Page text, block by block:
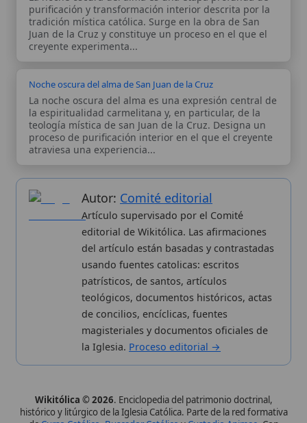
Autor:Comité editorial
Artículo supervisado por el Comité
editorial de Wikitólica. Las afirmaciones
del artículo están basadas y contrastadas
patrísticos, de santos, artículos
teológicos, documentos históricos, actas
de concilios, encíclicas, fuentes
magisteriales y documentos oficiales de
la Iglesia.Proceso editorial →
Wikitólica © 2026. Enciclopedia del patrimonio doctrinal,
histórico y litúrgico de la Iglesia Católica. Parte de la red formativa
Curso Católico,Buscador CatólicoyCustodio Animae. Con
analíticas anónimas. LicenciaCC BY-SA (texto). Editado en
Valencia, España.ISSN: 3101-7339. Bajo el patrocinio de San
Carlo Acutis.
Sobre nosotros
Proceso editorial
Publicación seriada
Datos abiertos
Estadísticas
Aviso legal
Política de privacidad
Categorias
Más visitados
Nuevas entradas
Cambios recientes
Kit de Prensa
Widgets para tu web
✦ SÍGUENOS EN
Canal de WhatsApp
Perfil de Instagram
Síguenos · @wikitolica